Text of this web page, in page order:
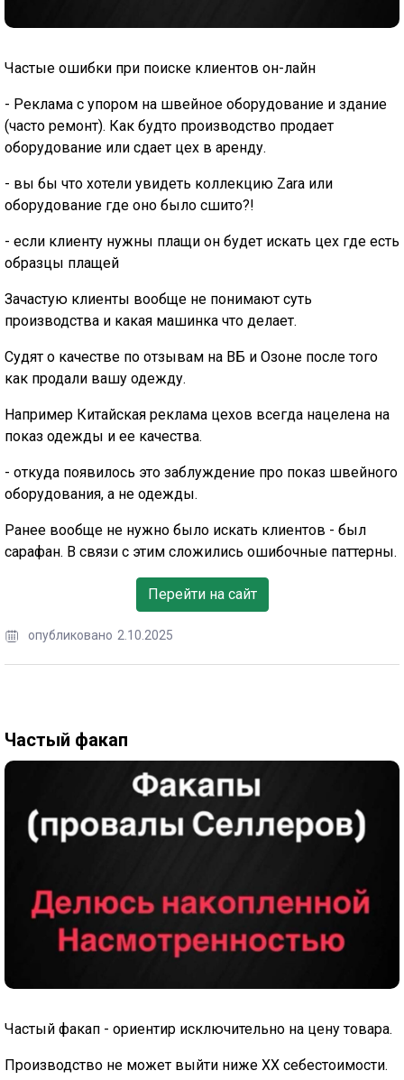
Частые ошибки при поиске клиентов он-лайн
- Реклама с упором на швейное оборудование и здание
(часто ремонт). Как будто производство продает
оборудование или сдает цех в аренду.
- вы бы что хотели увидеть коллекцию Zara или
оборудование где оно было сшито?!
- если клиенту нужны плащи он будет искать цех где есть
образцы плащей
Зачастую клиенты вообще не понимают суть
производства и какая машинка что делает.
Судят о качестве по отзывам на ВБ и Озоне после того
как продали вашу одежду.
Например Китайская реклама цехов всегда нацелена на
показ одежды и ее качества.
- откуда появилось это заблуждение про показ швейного
оборудования, а не одежды.
Ранее вообще не нужно было искать клиентов - был
сарафан. В связи с этим сложились ошибочные паттерны.
Перейти на сайт
опубликовано 2.10.2025
Частый факап
Частый факап - ориентир исключительно на цену товара.
Производство не может выйти ниже ХХ себестоимости.